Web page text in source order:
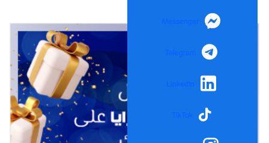
Messenger
Telegram
LinkedIn
TikTok